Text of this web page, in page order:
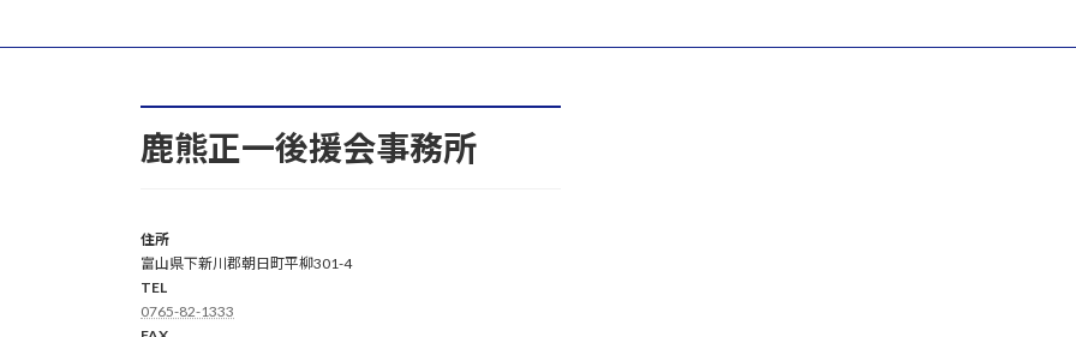
鹿熊正一後援会事務所
住所
富山県下新川郡朝日町平柳301-4
TEL
0765-82-1333